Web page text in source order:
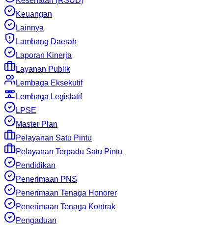
Keuangan
Lainnya
Lambang Daerah
Laporan Kinerja
Layanan Publik
Lembaga Eksekutif
Lembaga Legislatif
LPSE
Master Plan
Pelayanan Satu Pintu
Pelayanan Terpadu Satu Pintu
Pendidikan
Penerimaan PNS
Penerimaan Tenaga Honorer
Penerimaan Tenaga Kontrak
Pengaduan